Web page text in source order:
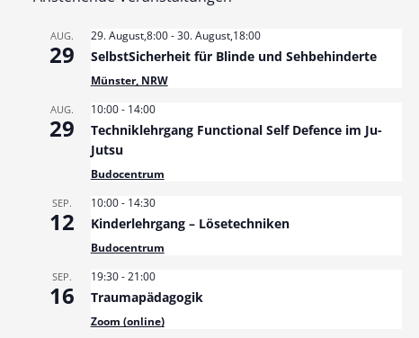
AUG.
29
29. August,8:00-30. August,18:00
SelbstSicherheit für Blinde und Sehbehinderte
Münster, NRW
AUG.
29
10:00- 14:00
Techniklehrgang Functional Self Defence im Ju-
Jutsu
Budocentrum
SEP.
12
10:00- 14:30
Kinderlehrgang – Lösetechniken
Budocentrum
SEP.
16
19:30-21:00
Traumapädagogik
Zoom (online)